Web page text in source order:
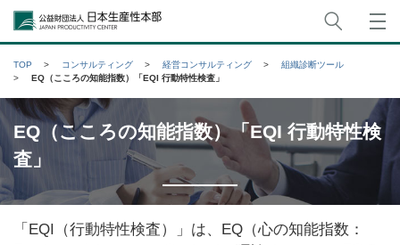
公益財団法人日本生産性本部
TOP コンサルティング 経営コンサルティング
組織診断ツール
EQ（こころの知能指数）「EQI 行動特性検査」
EQ（こころの知能指数）「EQI 行動特性検
査」
「EQI（行動特性検査）」は、EQ（心の知能指数：